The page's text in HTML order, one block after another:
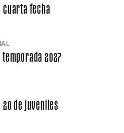
cuarta fecha
2027
20 de juveniles